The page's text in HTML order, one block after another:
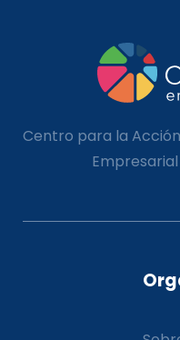
Centro para la
Empresarial